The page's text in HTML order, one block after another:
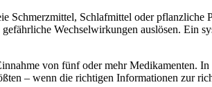
Schmerzmittel, Schlafmittel oder pflanzliche
Wechselwirkungen auslösen. Ein
von fünf oder mehr Medikamenten.
– wenn die richtigen Informationen zur